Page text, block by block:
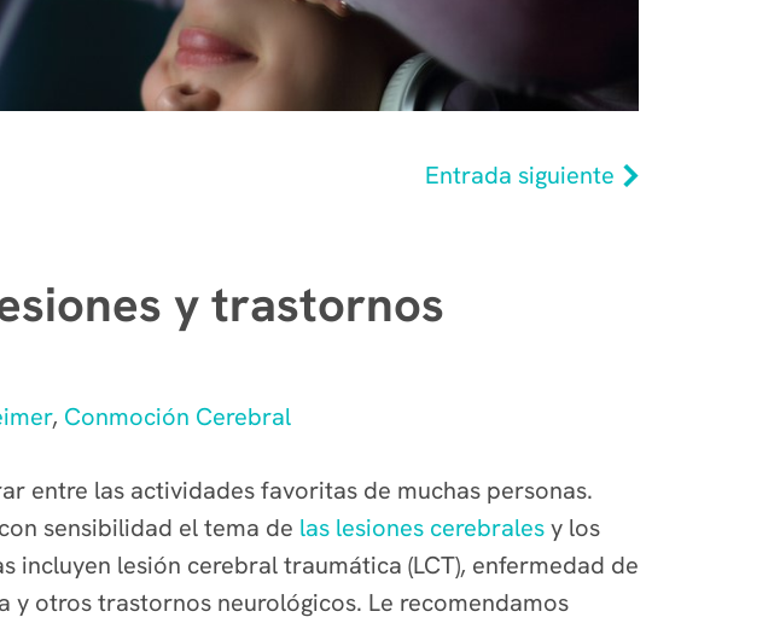
Entrada siguiente
y trastornos
, Conmoción Cerebral
entre las actividades favoritas de muchas personas.
sensibilidad el tema de las lesiones cerebralesy los
lesión cerebral traumática (LCT), enfermedad de
otros trastornos neurológicos. Le recomendamos